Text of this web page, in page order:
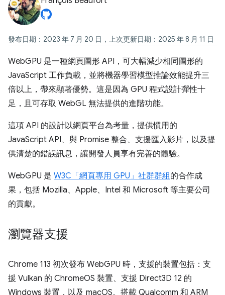
發布日期：2023 年 7 月 20 日，上次更新日期：2025 年 8 月 11 日
WebGPU 是一種網頁圖形 API，可大幅減少相同圖形的
JavaScript 工作負載，並將機器學習模型推論效能提升三
倍以上，帶來顯著優勢。這是因為 GPU 程式設計彈性十
足，且可存取 WebGL 無法提供的進階功能。
這項 API 的設計以網頁平台為考量，提供慣用的
JavaScript API、與 Promise 整合、支援匯入影片，以及提
供清楚的錯誤訊息，讓開發人員享有完善的體驗。
WebGPU 是 W3C「網頁專用 GPU」社群群組的合作成
果，包括 Mozilla、Apple、Intel 和 Microsoft 等主要公司
的貢獻。
瀏覽器支援
Chrome 113 初次發布 WebGPU 時，支援的裝置包括：支
援 Vulkan 的 ChromeOS 裝置、支援 Direct3D 12 的
Windows 裝置，以及 macOS。搭載 Qualcomm 和 ARM